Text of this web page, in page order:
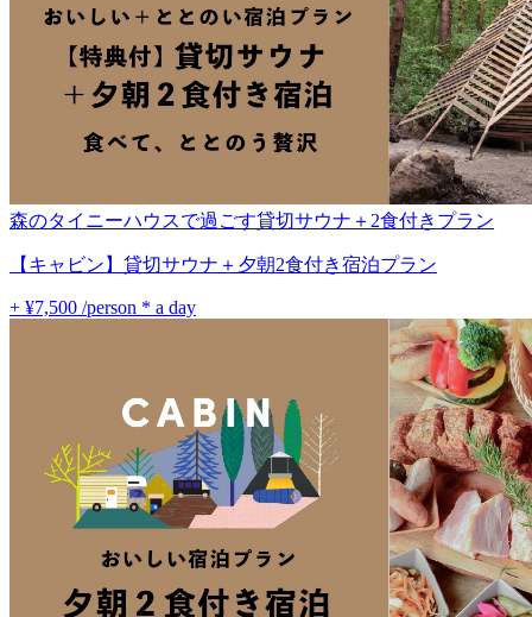
森のタイニーハウスで過ごす貸切サウナ＋2食付きプラン
【キャビン】貸切サウナ＋夕朝2食付き宿泊プラン
+ ¥7,500 /person * a day